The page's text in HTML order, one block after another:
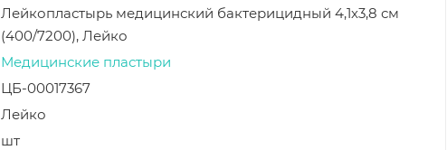
Лейкопластырь медицинский бактерицидный 4,1х3,8 см
(400/7200), Лейко
Медицинские пластыри
ЦБ-00017367
Лейко
шт